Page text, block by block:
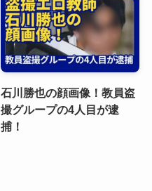
石川勝也の顔画像！教員盗
撮グループの4人目が逮
捕！